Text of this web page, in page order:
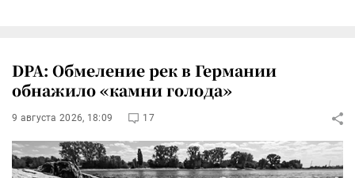
DPA: Обмеление рек в Германии
обнажило «камни голода»
9 августа 2026, 18:09 17